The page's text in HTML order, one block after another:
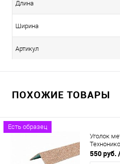
Длина
Ширина
Артикул
ПОХОЖИЕ ТОВАРЫ
Есть образец
Уголок
550 руб.